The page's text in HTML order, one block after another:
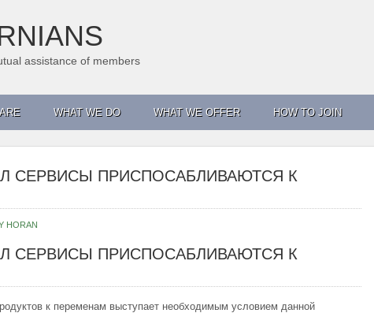
assistance of members
WHAT WE DO WHAT WE OFFER HOW TO JOIN
СЕРВИСЫ ПРИСПОСАБЛИВАЮТСЯ К
HORAN
СЕРВИСЫ ПРИСПОСАБЛИВАЮТСЯ К
к переменам выступает необходимым условием данной